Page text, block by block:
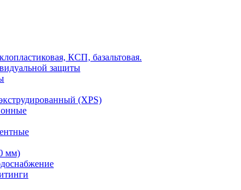
КСП, базальтовая.
защиты
(XPS)
мм)